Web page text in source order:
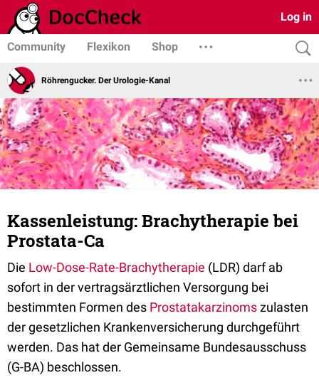
Log in
Community Flexikon Shop
Röhrengucker. Der Urologie-Kanal
Kassenleistung: Brachytherapie bei
Prostata-Ca
Die Low-Dose-Rate-Brachytherapie (LDR) darf ab
sofort in der vertragsärztlichen Versorgung bei
bestimmten Formen des Prostatakarzinomszulasten
der gesetzlichen Krankenversicherung durchgeführt
werden. Das hat der Gemeinsame Bundesausschuss
(G-BA) beschlossen.